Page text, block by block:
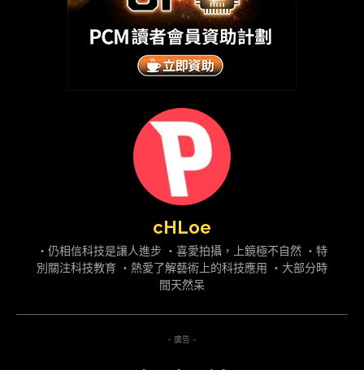
cHLoe
・仍相信科技是讓人進步 ・喜愛拍攝，上鏡極不自然 ・特
別關注科技教育 ・熱愛了解藝術上的科技應用 ・大部分時
間天然呆
- 廣告 -